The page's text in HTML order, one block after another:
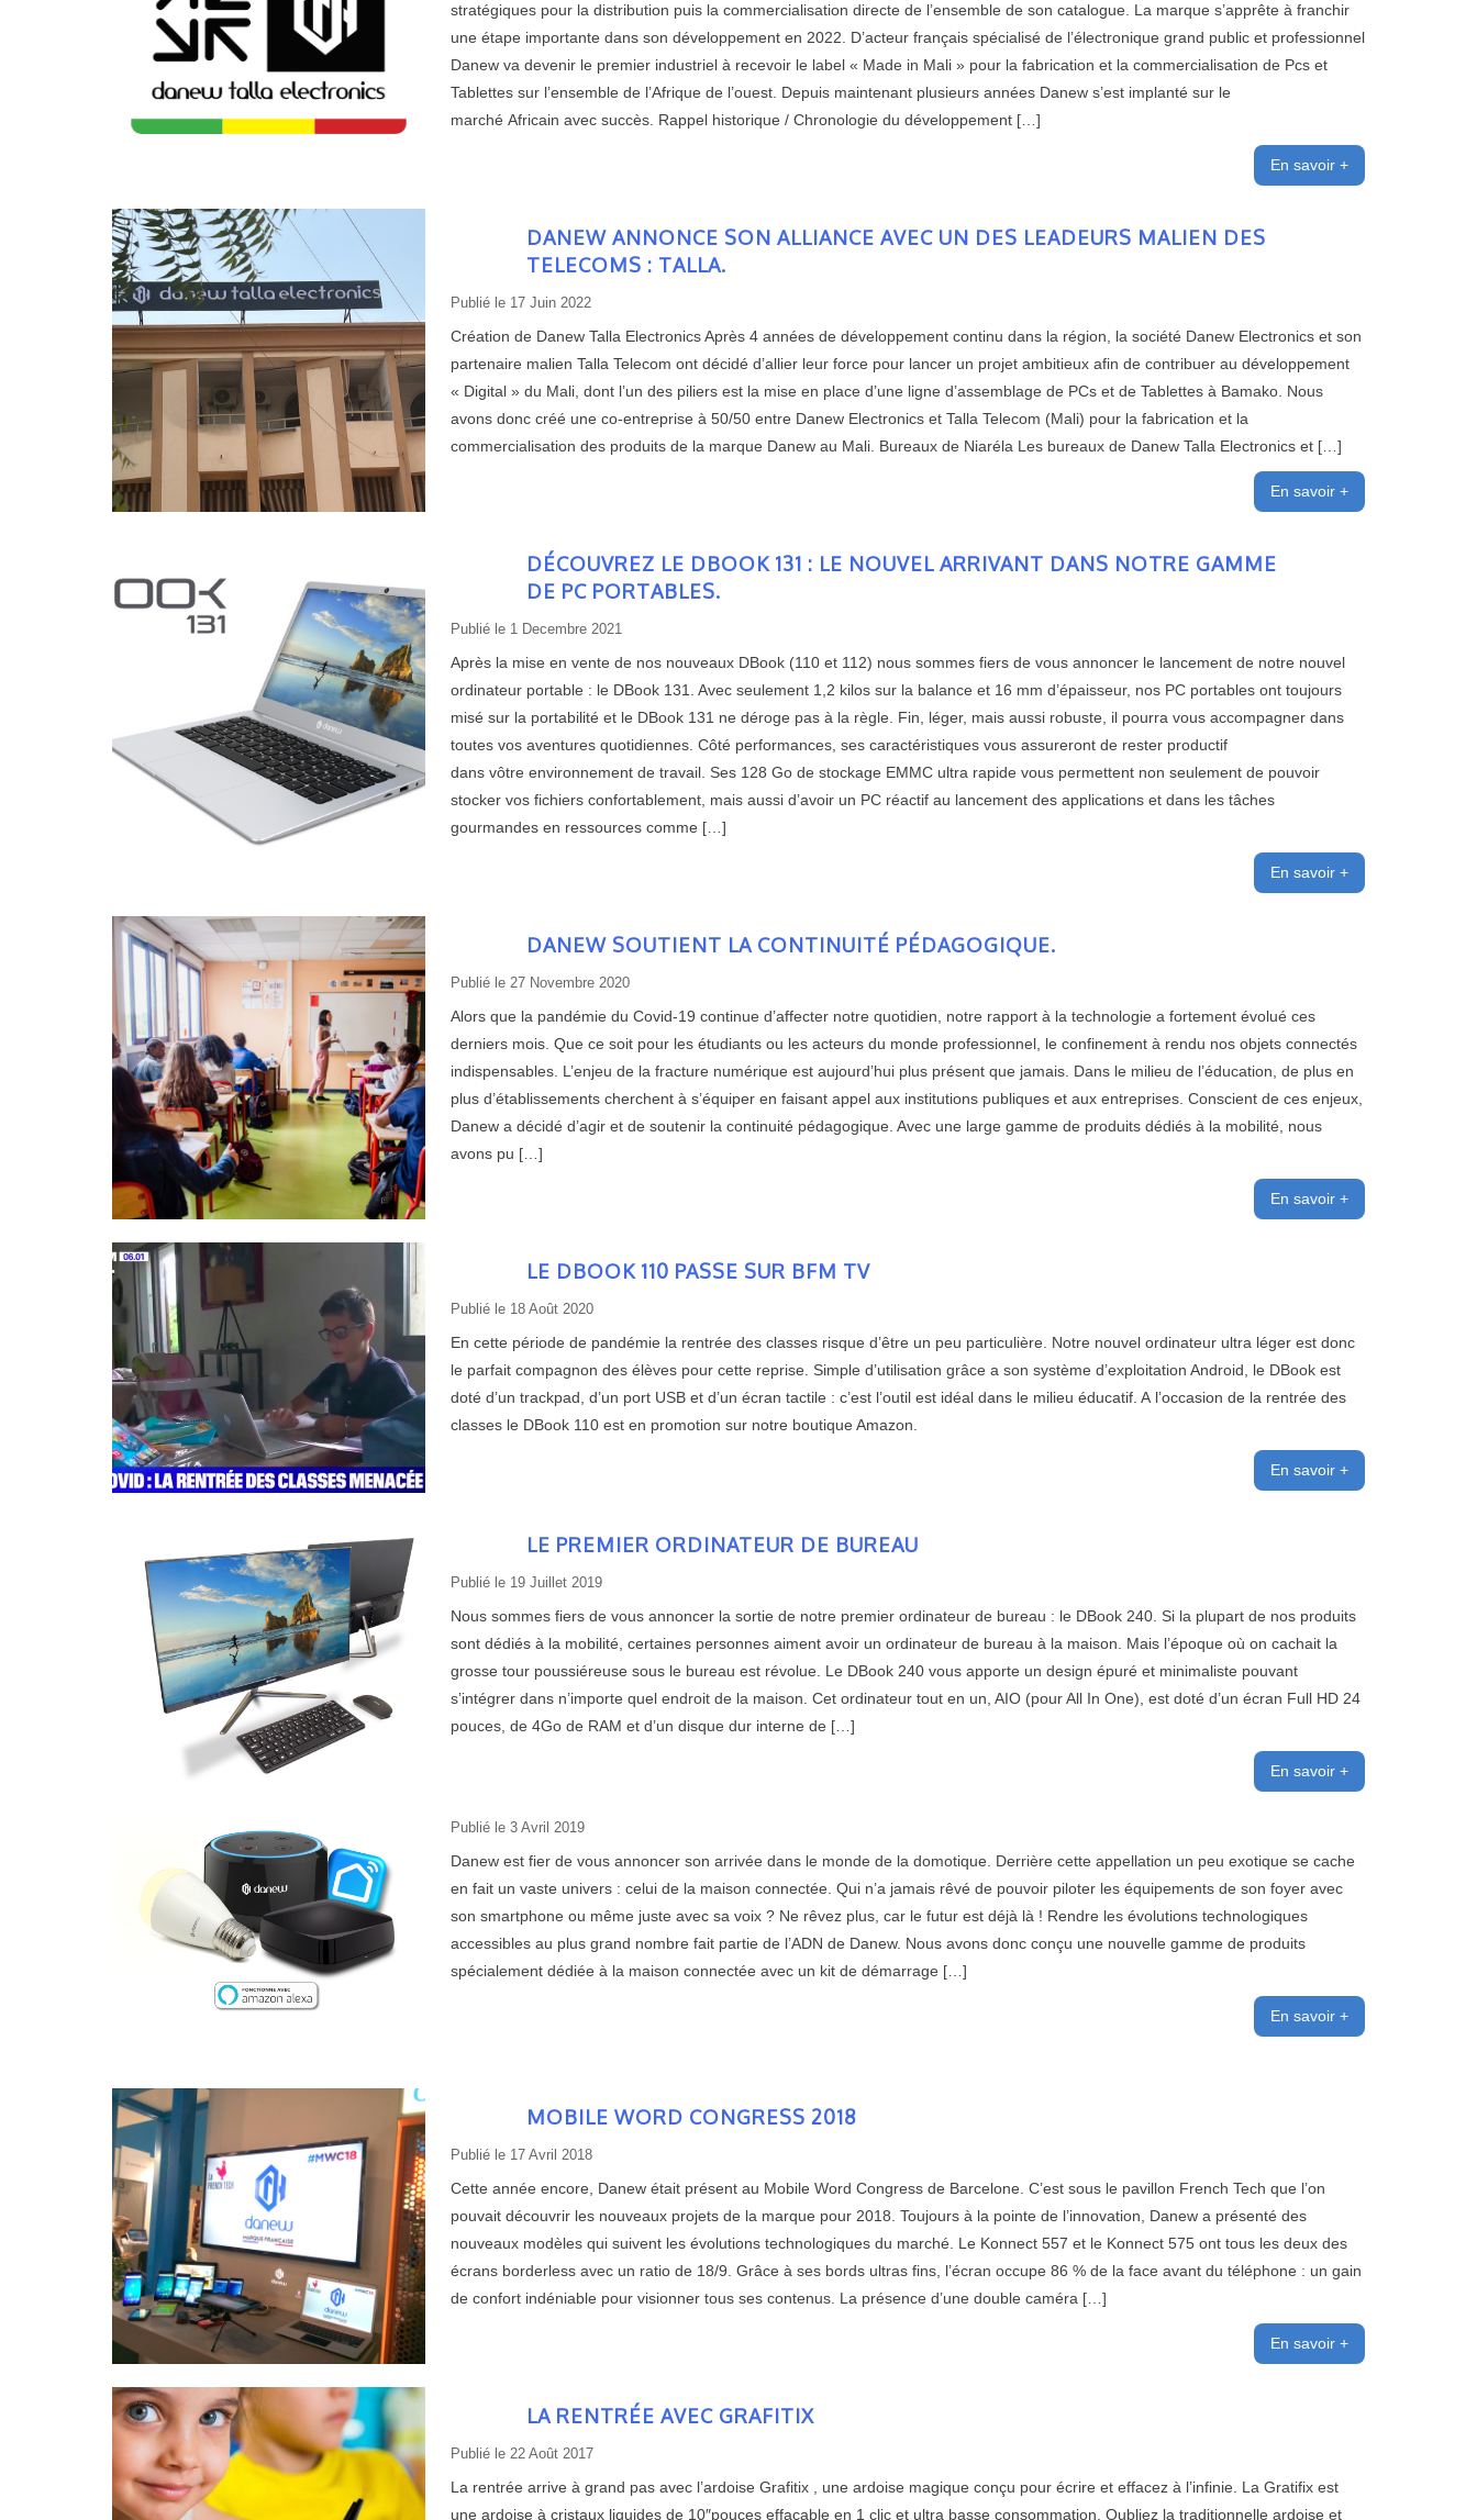
stratégiques pour la distribution puis la commercialisation directe de l’ensemble de son catalogue. La marque s’apprête à franchir
une étape importante dans son développement en 2022. D’acteur français spécialisé de l’électronique grand public et professionnel
Danew va devenir le premier industriel à recevoir le label « Made in Mali » pour la fabrication et la commercialisation de Pcs et
Tablettes sur l’ensemble de l’Afrique de l’ouest. Depuis maintenant plusieurs années Danew s’est implanté sur le
marché Africain avec succès. Rappel historique / Chronologie du développement […]
En savoir +
DANEW ANNONCE SON ALLIANCE AVEC UN DES LEADEURS MALIEN DES
TELECOMS : TALLA.
Publié le 17 Juin 2022
Création de Danew Talla Electronics Après 4 années de développement continu dans la région, la société Danew Electronics et son
partenaire malien Talla Telecom ont décidé d’allier leur force pour lancer un projet ambitieux afin de contribuer au développement
« Digital » du Mali, dont l’un des piliers est la mise en place d’une ligne d’assemblage de PCs et de Tablettes à Bamako. Nous
avons donc créé une co-entreprise à 50/50 entre Danew Electronics et Talla Telecom (Mali) pour la fabrication et la
commercialisation des produits de la marque Danew au Mali. Bureaux de Niaréla Les bureaux de Danew Talla Electronics et […]
En savoir +
DÉCOUVREZ LE DBOOK 131 : LE NOUVEL ARRIVANT DANS NOTRE GAMME
DE PC PORTABLES.
Publié le 1 Decembre 2021
Après la mise en vente de nos nouveaux DBook (110 et 112) nous sommes fiers de vous annoncer le lancement de notre nouvel
ordinateur portable : le DBook 131. Avec seulement 1,2 kilos sur la balance et 16 mm d’épaisseur, nos PC portables ont toujours
misé sur la portabilité et le DBook 131 ne déroge pas à la règle. Fin, léger, mais aussi robuste, il pourra vous accompagner dans
toutes vos aventures quotidiennes. Côté performances, ses caractéristiques vous assureront de rester productif
dans vôtre environnement de travail. Ses 128 Go de stockage EMMC ultra rapide vous permettent non seulement de pouvoir
stocker vos fichiers confortablement, mais aussi d’avoir un PC réactif au lancement des applications et dans les tâches
gourmandes en ressources comme […]
En savoir +
DANEW SOUTIENT LA CONTINUITÉ PÉDAGOGIQUE.
Publié le 27 Novembre 2020
Alors que la pandémie du Covid-19 continue d’affecter notre quotidien, notre rapport à la technologie a fortement évolué ces
derniers mois. Que ce soit pour les étudiants ou les acteurs du monde professionnel, le confinement à rendu nos objets connectés
indispensables. L’enjeu de la fracture numérique est aujourd’hui plus présent que jamais. Dans le milieu de l’éducation, de plus en
plus d’établissements cherchent à s’équiper en faisant appel aux institutions publiques et aux entreprises. Conscient de ces enjeux,
Danew a décidé d’agir et de soutenir la continuité pédagogique. Avec une large gamme de produits dédiés à la mobilité, nous
avons pu […]
En savoir +
LE DBOOK 110 PASSE SUR BFM TV
Publié le 18 Août 2020
En cette période de pandémie la rentrée des classes risque d’être un peu particulière. Notre nouvel ordinateur ultra léger est donc
le parfait compagnon des élèves pour cette reprise. Simple d’utilisation grâce a son système d’exploitation Android, le DBook est
doté d’un trackpad, d’un port USB et d’un écran tactile : c’est l’outil est idéal dans le milieu éducatif. A l’occasion de la rentrée des
classes le DBook 110 est en promotion sur notre boutique Amazon.
En savoir +
LE PREMIER ORDINATEUR DE BUREAU
Publié le 19 Juillet 2019
Nous sommes fiers de vous annoncer la sortie de notre premier ordinateur de bureau : le DBook 240. Si la plupart de nos produits
sont dédiés à la mobilité, certaines personnes aiment avoir un ordinateur de bureau à la maison. Mais l’époque où on cachait la
grosse tour poussiéreuse sous le bureau est révolue. Le DBook 240 vous apporte un design épuré et minimaliste pouvant
s’intégrer dans n’importe quel endroit de la maison. Cet ordinateur tout en un, AIO (pour All In One), est doté d’un écran Full HD 24
pouces, de 4Go de RAM et d’un disque dur interne de […]
En savoir +
Publié le 3 Avril 2019
Danew est fier de vous annoncer son arrivée dans le monde de la domotique. Derrière cette appellation un peu exotique se cache
en fait un vaste univers : celui de la maison connectée. Qui n’a jamais rêvé de pouvoir piloter les équipements de son foyer avec
son smartphone ou même juste avec sa voix ? Ne rêvez plus, car le futur est déjà là ! Rendre les évolutions technologiques
accessibles au plus grand nombre fait partie de l’ADN de Danew. Nous avons donc conçu une nouvelle gamme de produits
spécialement dédiée à la maison connectée avec un kit de démarrage […]
En savoir +
MOBILE WORD CONGRESS 2018
Publié le 17 Avril 2018
Cette année encore, Danew était présent au Mobile Word Congress de Barcelone. C’est sous le pavillon French Tech que l’on
pouvait découvrir les nouveaux projets de la marque pour 2018. Toujours à la pointe de l’innovation, Danew a présenté des
nouveaux modèles qui suivent les évolutions technologiques du marché. Le Konnect 557 et le Konnect 575 ont tous les deux des
écrans borderless avec un ratio de 18/9. Grâce à ses bords ultras fins, l’écran occupe 86 % de la face avant du téléphone : un gain
de confort indéniable pour visionner tous ses contenus. La présence d’une double caméra […]
En savoir +
LA RENTRÉE AVEC GRAFITIX
Publié le 22 Août 2017
La rentrée arrive à grand pas avec l’ardoise Grafitix , une ardoise magique conçu pour écrire et effacez à l’infinie. La Gratifix est
une ardoise à cristaux liquides de 10″pouces effaçable en 1 clic et ultra basse consommation. Oubliez la traditionnelle ardoise et